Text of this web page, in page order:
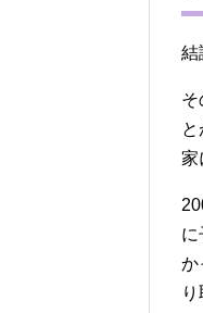
結
そ
家
に
か